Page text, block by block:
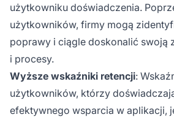
użytkowniku doświadczenia.
użytkowników, firmy mogą
poprawy i ciągle doskonalić swoją
i procesy.
Wyższe wskaźniki retencji:
użytkowników, którzy
efektywnego wsparcia w aplikacji,